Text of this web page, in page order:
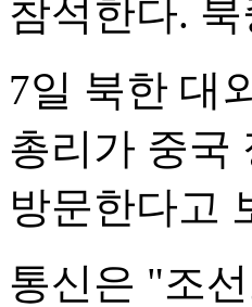
참석한다.
7일 북한 대
총리가 중국
방문한다고
통신은 "조